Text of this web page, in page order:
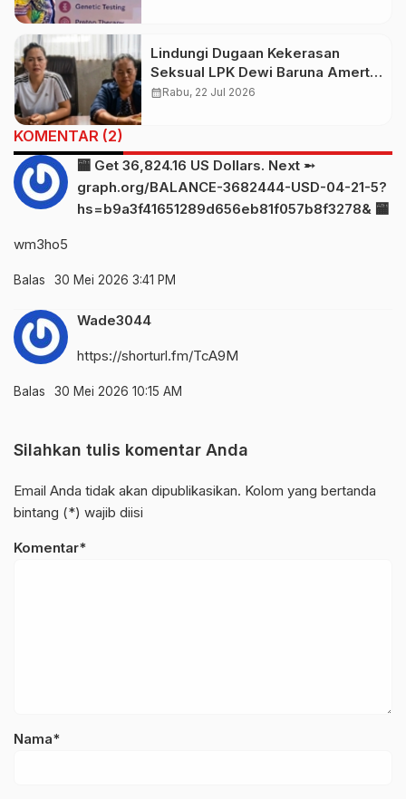
Lindungi Dugaan Kekerasan
Seksual LPK Dewi Baruna Amerta
Sari, CEO PT Sri Dewi Baruna Beri
calendar_monthRabu, 22 Jul 2026
KOMENTAR (2)
🏧 Get 36,824.16 US Dollars. Next ➵
graph.org/BALANCE-3682444-USD-04-21-5?
hs=b9a3f41651289d656eb81f057b8f3278& 🏧
wm3ho5
Balas 30 Mei 2026 3:41 PM
Wade3044
https://shorturl.fm/TcA9M
Balas 30 Mei 2026 10:15 AM
Silahkan tulis komentar Anda
Email Anda tidak akan dipublikasikan. Kolom yang bertanda
bintang (*) wajib diisi
Komentar*
Nama*